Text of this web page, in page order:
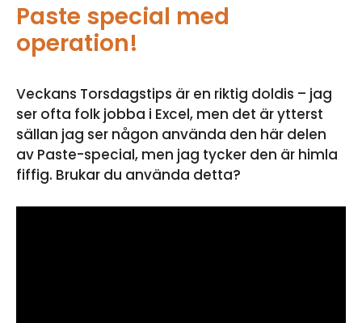
Paste special med
operation!
Veckans Torsdagstips är en riktig doldis – jag
ser ofta folk jobba i Excel, men det är ytterst
sällan jag ser någon använda den här delen
av Paste-special, men jag tycker den är himla
fiffig. Brukar du använda detta?